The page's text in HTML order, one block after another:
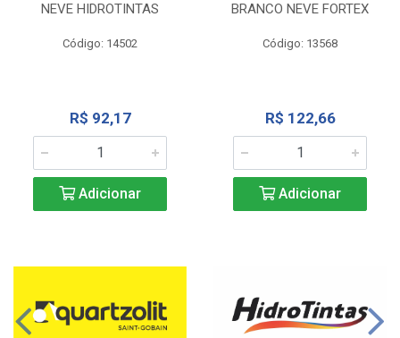
NEVE HIDROTINTAS
Código: 14502
R$ 92,17
Adicionar
BRANCO NEVE FORTEX
Código: 13568
R$ 122,66
Adicionar